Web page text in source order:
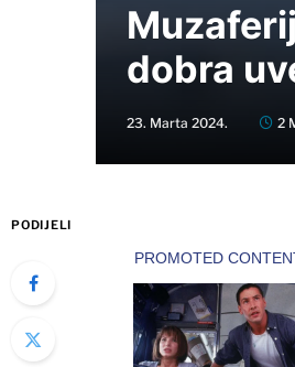
dobra
23. Marta 2024. 2
PODIJELI